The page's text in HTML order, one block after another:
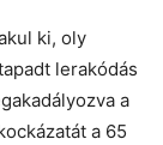
ki, oly
lerakódás
a
a 65